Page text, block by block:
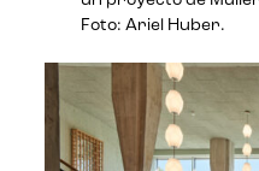
Foto: Ariel Huber.